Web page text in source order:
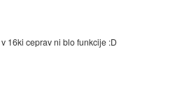
16ki ceprav ni blo funkcije :D